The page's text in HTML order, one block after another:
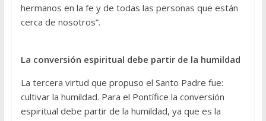
hermanos en la fe y de todas las personas que están
cerca de nosotros”.
La conversión espiritual debe partir de la humildad
La tercera virtud que propuso el Santo Padre fue:
cultivar la humildad. Para el Pontífice la conversión
espiritual debe partir de la humildad, ya que es la